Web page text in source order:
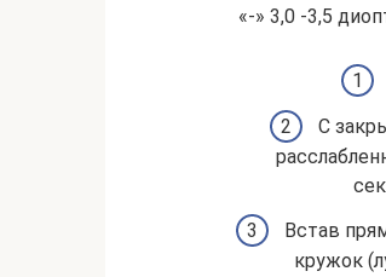
«-» 3,0 -3,5
С
Встав
кружок